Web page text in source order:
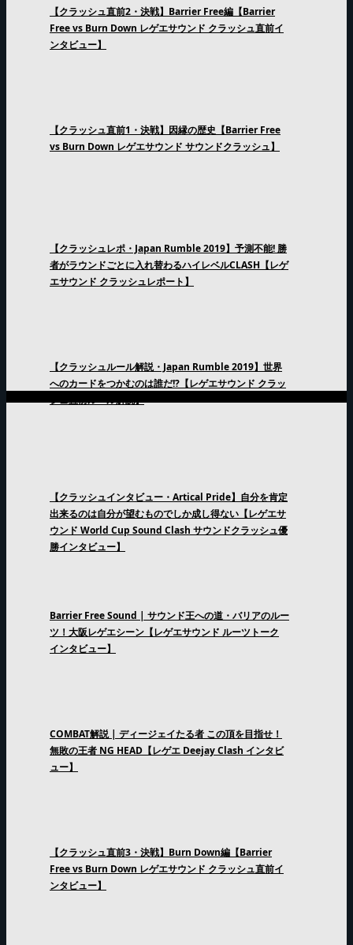
【クラッシュ直前2・決戦】Barrier Free編【Barrier
Free vs Burn Down レゲエサウンド クラッシュ直前イ
ンタビュー】
【クラッシュ直前1・決戦】因縁の歴史【Barrier Free
vs Burn Down レゲエサウンド サウンドクラッシュ】
【クラッシュレポ・Japan Rumble 2019】予測不能! 勝
者がラウンドごとに入れ替わるハイレベルCLASH【レゲ
エサウンド クラッシュレポート】
【クラッシュルール解説・Japan Rumble 2019】世界
へのカードをつかむのは誰だ!?【レゲエサウンド クラッ
シュ直前ルール解説】
【クラッシュインタビュー・Artical Pride】自分を肯定
出来るのは自分が望むものでしか成し得ない【レゲエサ
ウンド World Cup Sound Clash サウンドクラッシュ優
勝インタビュー】
Barrier Free Sound | サウンド王への道・バリアのルー
ツ！大阪レゲエシーン【レゲエサウンド ルーツトーク
インタビュー】
COMBAT解説 | ディージェイたる者 この頂を目指せ！
無敗の王者 NG HEAD【レゲエ Deejay Clash インタビ
ュー】
【クラッシュ直前3・決戦】Burn Down編【Barrier
Free vs Burn Down レゲエサウンド クラッシュ直前イ
ンタビュー】